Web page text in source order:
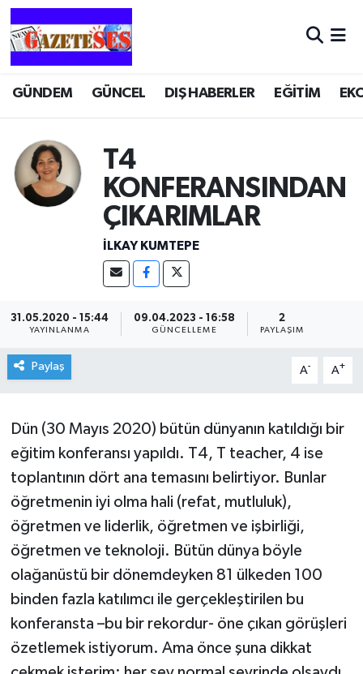
GÜNDEM GÜNCEL DIŞ HABERLER EĞİTİM
T4
KONFERANSINDAN
ÇIKARIMLAR
İLKAY KUMTEPE
31.05.2020 - 15:44
YAYINLANMA
09.04.2023 - 16:58
GÜNCELLEME
2
PAYLAŞIM
Paylaş A- A+
Dün (30 Mayıs 2020) bütün dünyanın katıldığı bir
eğitim konferansı yapıldı. T4, T teacher, 4 ise
toplantının dört ana temasını belirtiyor. Bunlar
öğretmenin iyi olma hali (refat, mutluluk),
öğretmen ve liderlik, öğretmen ve işbirliği,
öğretmen ve teknoloji. Bütün dünya böyle
olağanüstü bir dönemdeyken 81 ülkeden 100
binden fazla katılımcı ile gerçekleştirilen bu
konferansta –bu bir rekordur- öne çıkan görüşleri
özetlemek istiyorum. Ama önce şuna dikkat